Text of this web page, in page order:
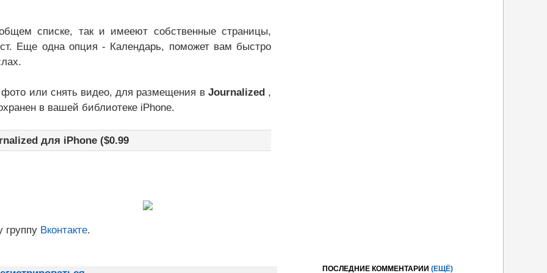
списке, так и имееют собственные страницы,
Еще одна опция - Календарь, поможет вам быстро
или снять видео, для размещения в Journalized ,
в вашей библиотеке iPhone.
для iPhone ($0.99
группу Вконтакте.
ПОСЛЕДНИЕ КОММЕНТАРИИ (ЕЩЁ)